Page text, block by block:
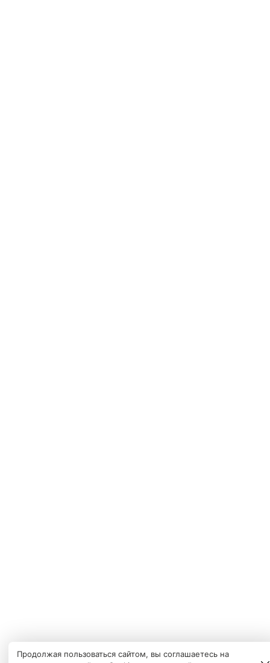
Продолжая пользоваться сайтом, вы соглашаетесь на